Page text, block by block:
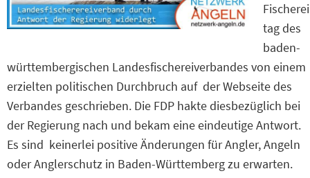
Fischerei
tag des
baden-
württembergischen Landesfischereiverbandes von einem
erzielten politischen Durchbruch auf der Webseite des
Verbandes geschrieben. Die FDP hakte diesbezüglich bei
der Regierung nach und bekam eine eindeutige Antwort.
Es sind keinerlei positive Änderungen für Angler, Angeln
oder Anglerschutz in Baden-Württemberg zu erwarten.